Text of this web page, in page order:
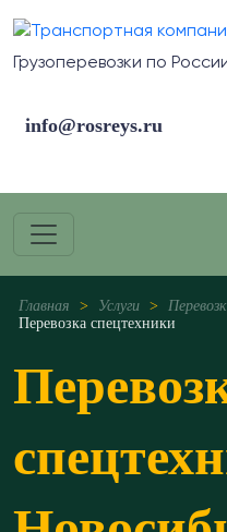
Грузоперевозки по
info@rosreys.ru
Главная > Услуги >
Перевозка спецтехники